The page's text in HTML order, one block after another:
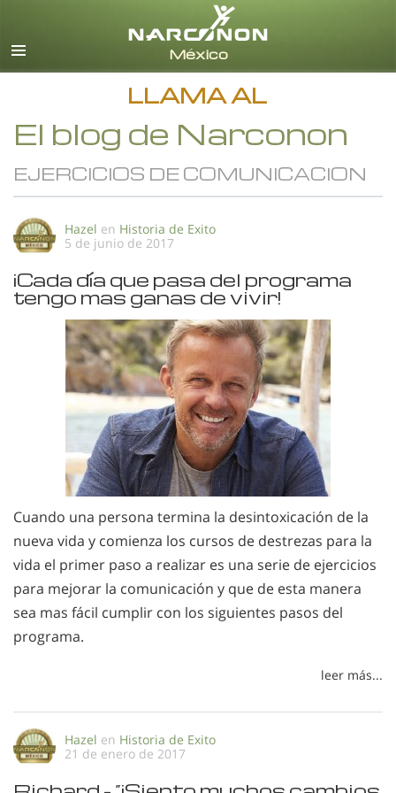
Español
Todas las Regiones/Idiomas
LLAMA AL
El blog de Narconon
EJERCICIOS DE COMUNICACION
Hazel en Historia de Exito
5 de junio de 2017
¡Cada día que pasa del programa
tengo mas ganas de vivir!
Cuando una persona termina la desintoxicación de la
nueva vida y comienza los cursos de destrezas para la
vida el primer paso a realizar es una serie de ejercicios
para mejorar la comunicación y que de esta manera
sea mas fácil cumplir con los siguientes pasos del
programa.
leer más...
Hazel en Historia de Exito
21 de enero de 2017